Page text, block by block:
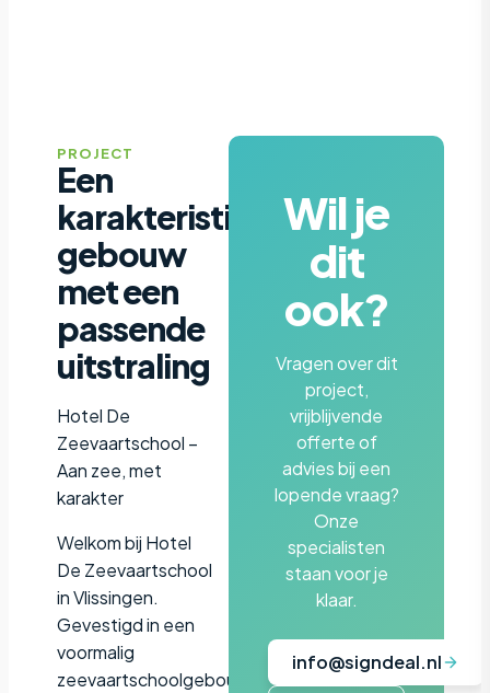
PROJECT
Een
karakteristiek
gebouw
met een
passende
uitstraling
Hotel De
Zeevaartschool –
Aan zee, met
karakter
Welkom bij Hotel
De Zeevaartschool
in Vlissingen.
Gevestigd in een
voormalig
zeevaartschoolgebouw
Wil je
dit
ook?
Vragen over dit
project,
vrijblijvende
offerte of
advies bij een
lopende vraag?
Onze
specialisten
staan voor je
klaar.
info@signdeal.nl